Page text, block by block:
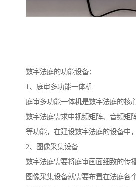
数字法庭的功能设备：
1、庭审多功能一体机
庭审多功能一体机是数字法庭的核
数字法庭需求中视频矩阵、音频矩
等功能，在建设数字法庭的设备中
2、图像采集设备
数字法庭需要将庭审画面细致的传
图像采集设备就需要布置在法庭各